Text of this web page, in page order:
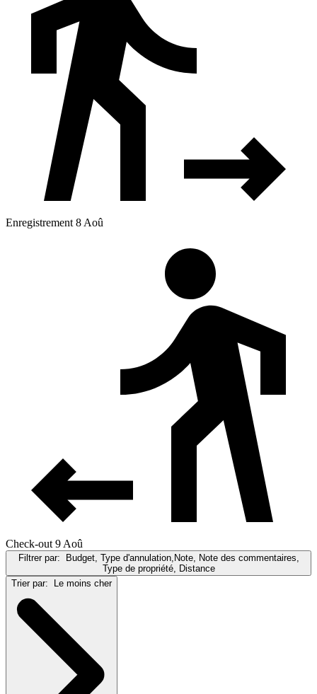
Enregistrement 8 Aoû
Check-out 9 Aoû
Filtrer par:
Budget, Type d'annulation,Note, Note des commentaires,
Type de propriété, Distance
Trier par:
Le moins cher